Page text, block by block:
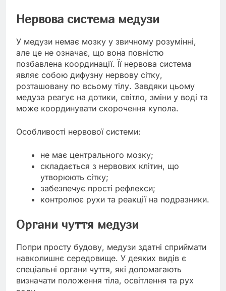
Нервова система медузи
У медузи немає мозку у звичному розумінні,
але це не означає, що вона повністю
позбавлена координації. Її нервова система
являє собою дифузну нервову сітку,
розташовану по всьому тілу. Завдяки цьому
медуза реагує на дотики, світло, зміни у воді та
може координувати скорочення купола.
Особливості нервової системи:
не має центрального мозку;
складається з нервових клітин, що
утворюють сітку;
забезпечує прості рефлекси;
контролює рухи та реакції на подразники.
Органи чуття медузи
Попри просту будову, медузи здатні сприймати
навколишнє середовище. У деяких видів є
спеціальні органи чуття, які допомагають
визначати положення тіла, освітлення та рух